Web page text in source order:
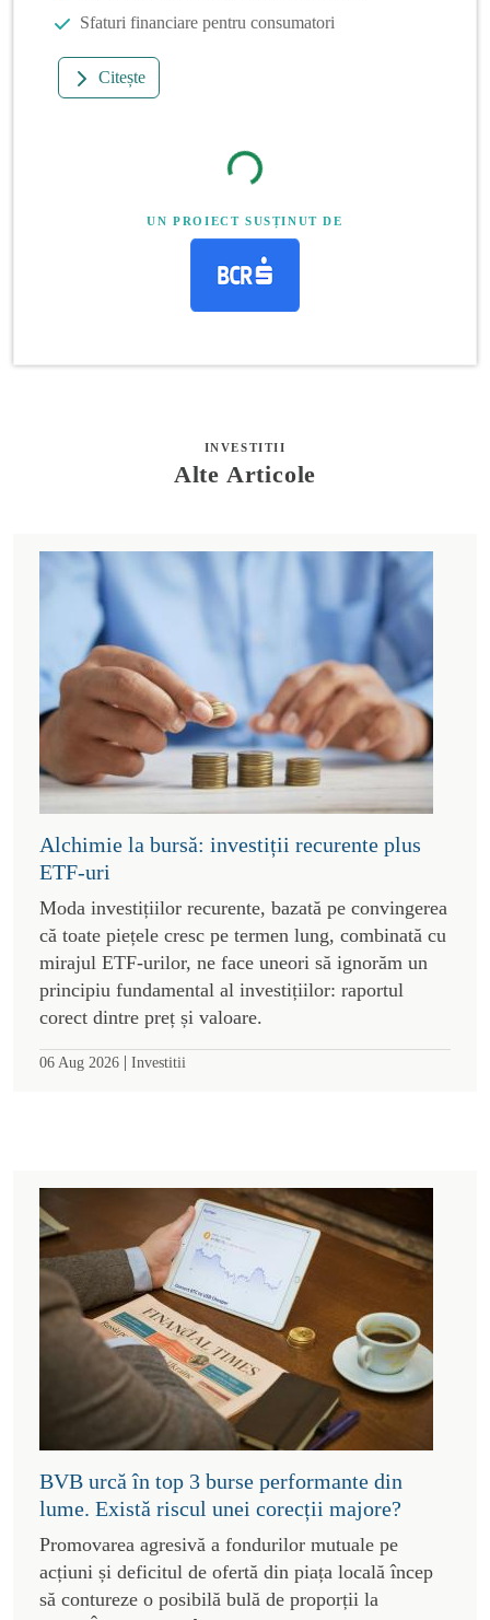
Sfaturi financiare pentru consumatori
Citește
UN PROIECT SUSȚINUT DE
INVESTITII
Alte Articole
Alchimie la bursă: investiții recurente plus
ETF-uri
Moda investițiilor recurente, bazată pe convingerea
că toate piețele cresc pe termen lung, combinată cu
mirajul ETF-urilor, ne face uneori să ignorăm un
principiu fundamental al investițiilor: raportul
corect dintre preț și valoare.
06 Aug 2026 | Investitii
BVB urcă în top 3 burse performante din
lume. Există riscul unei corecții majore?
Promovarea agresivă a fondurilor mutuale pe
acțiuni și deficitul de ofertă din piața locală încep
să contureze o posibilă bulă de proporții la